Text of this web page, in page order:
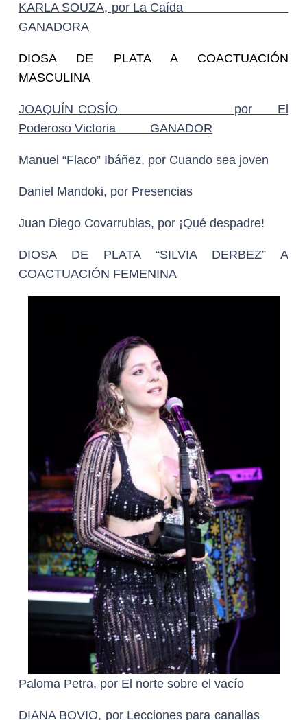
KARLA SOUZA, por La Caída
GANADORA
DIOSA DE PLATA A COACTUACIÓN
MASCULINA
JOAQUÍN COSÍO por El
Poderoso Victoria GANADOR
Manuel “Flaco” Ibáñez, por Cuando sea joven
Daniel Mandoki, por Presencias
Juan Diego Covarrubias, por ¡Qué despadre!
DIOSA DE PLATA “SILVIA DERBEZ” A
COACTUACIÓN FEMENINA
Paloma Petra, por El norte sobre el vacío
DIANA BOVIO, por Lecciones para canallas